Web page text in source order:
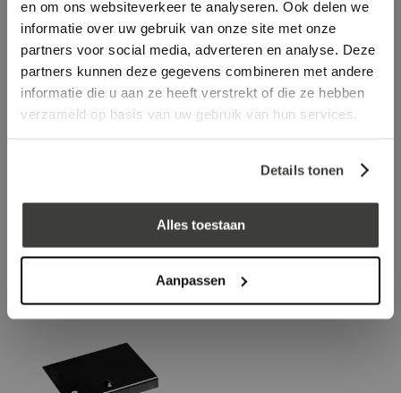
en om ons websiteverkeer te analyseren. Ook delen we
informatie over uw gebruik van onze site met onze
partners voor social media, adverteren en analyse. Deze
partners kunnen deze gegevens combineren met andere
informatie die u aan ze heeft verstrekt of die ze hebben
verzameld op basis van uw gebruik van hun services.
Details tonen
Alles toestaan
Aanpassen
Verbindingsplaatje daktrim